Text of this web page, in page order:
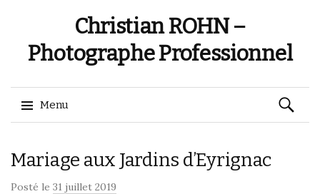
Christian ROHN –
Photographe Professionnel
Menu
au
contenu
Mariage aux Jardins d’Eyrignac
Posté le 31 juillet 2019